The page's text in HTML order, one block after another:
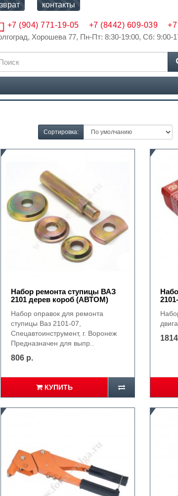
контакты
Хорошева 77, Пн-Пт: 8:30-19:00, Сб: 9:00-
+7 (904) 771-19-05 +7 (8442) 609-039
Сортировка:
Набор ремонта ступицы ВАЗ
2101 дерев короб (АВТОМ)
Набор оправок для ремонта
ступицы Ваз 2101-07,
Спецавтоинструмент, г. Воронеж
Предназначен для выпр..
806 р.
КУПИТЬ